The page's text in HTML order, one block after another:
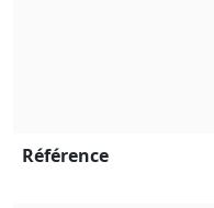
Référence